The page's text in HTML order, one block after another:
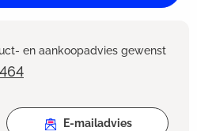
en aankoopadvies gewenst
E-mailadvies